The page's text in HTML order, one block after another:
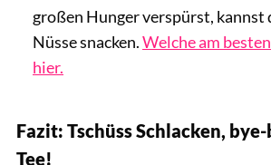
großen Hunger verspürst, kannst
Nüsse snacken.Welche am
hier.
Fazit: Tschüss Schlacken,
Tee!